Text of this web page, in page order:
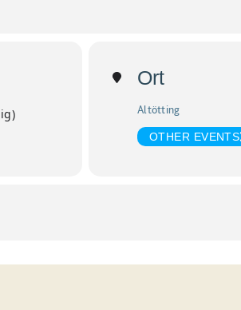
Ort
Altötting
OTHER EVENTS